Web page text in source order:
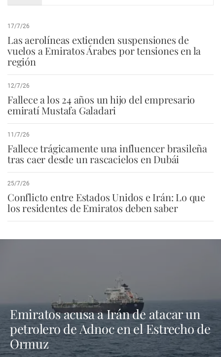
17/7/26
Las aerolíneas extienden suspensiones de
vuelos a Emiratos Árabes por tensiones en la
región
12/7/26
Fallece a los 24 años un hijo del empresario
emiratí Mustafa Galadari
11/7/26
Fallece trágicamente una influencer brasileña
tras caer desde un rascacielos en Dubái
25/7/26
Conflicto entre Estados Unidos e Irán: Lo que
los residentes de Emiratos deben saber
Emiratos acusa a Irán de atacar un
petrolero de Adnoc en el Estrecho de
Ormuz